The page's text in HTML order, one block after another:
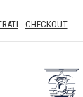
CHECKOUT